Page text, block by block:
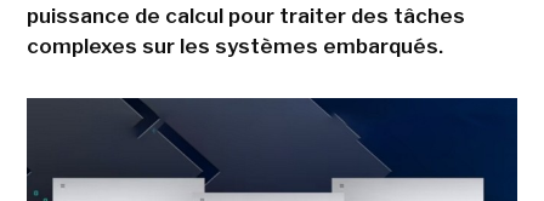
puissance de calcul pour traiter des tâches
complexes sur les systèmes embarqués.